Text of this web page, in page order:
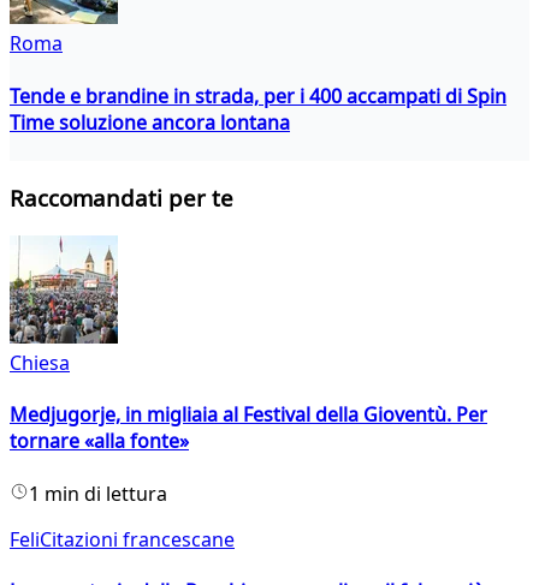
Roma
Tende e brandine in strada, per i 400 accampati di Spin
Time soluzione ancora lontana
Raccomandati per te
Chiesa
Medjugorje, in migliaia al Festival della Gioventù. Per
tornare «alla fonte»
1 min di lettura
FeliCitazioni francescane